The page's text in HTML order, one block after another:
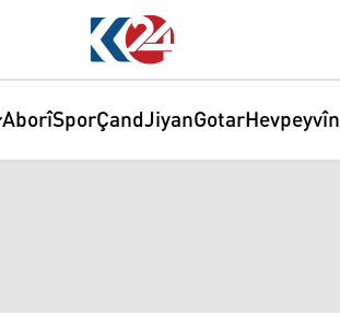
AborîSporÇandJiyanGotarHevpeyvîn